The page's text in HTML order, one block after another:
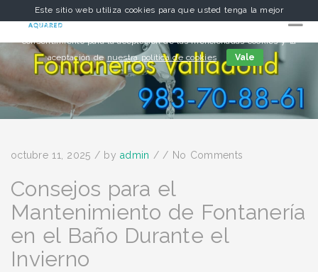
octubre 11, 2025 / byadmin / / No Comments
Consejos para el
Mantenimiento de Fontanería
en el Baño Durante el
Invierno
Este sitio web utiliza cookies para que usted tenga la mejor
experiencia de usuario. Si continúa navegando está dando su
consentimiento para la aceptación de las mencionadas cookies y la
aceptación de nuestra política de cookies Vale